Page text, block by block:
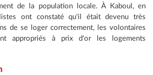
de la population locale. À Kaboul, en
ont constaté qu'il était devenu très
de se loger correctement, les volontaires
appropriés à prix d'or les logements